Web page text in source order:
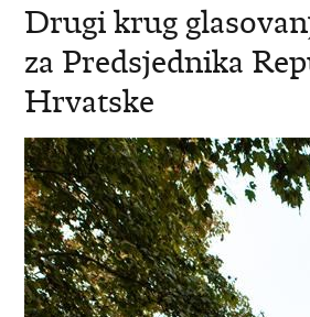
Drugi krug
za Predsjednika
Hrvatske